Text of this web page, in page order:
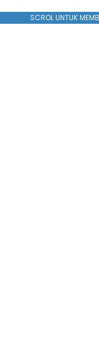
SCROL UNTUK